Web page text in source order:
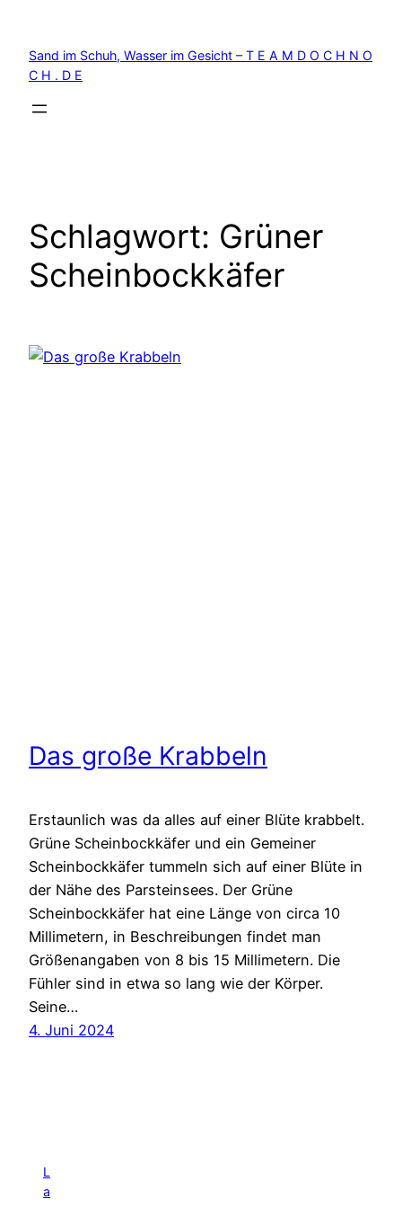
springen
Sand im Schuh, Wasser im Gesicht – T E A M D O C H N O
C H . D E
Schlagwort: Grüner
Scheinbockkäfer
Das große Krabbeln
Erstaunlich was da alles auf einer Blüte krabbelt.
Grüne Scheinbockkäfer und ein Gemeiner
Scheinbockkäfer tummeln sich auf einer Blüte in
der Nähe des Parsteinsees. Der Grüne
Scheinbockkäfer hat eine Länge von circa 10
Millimetern, in Beschreibungen findet man
Größenangaben von 8 bis 15 Millimetern. Die
Fühler sind in etwa so lang wie der Körper.
Seine…
4. Juni 2024
L
a